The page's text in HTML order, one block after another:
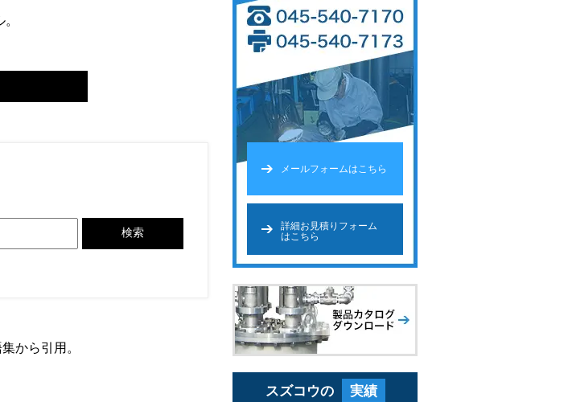
検索
から引用。
メールフォームはこちら
詳細お見積りフォーム
はこちら
スズコウの 実績